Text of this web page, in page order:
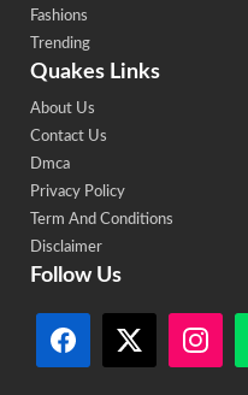
Fashions
Trending
Quakes Links
About Us
Contact Us
Dmca
Privacy Policy
Term And Conditions
Disclaimer
Follow Us